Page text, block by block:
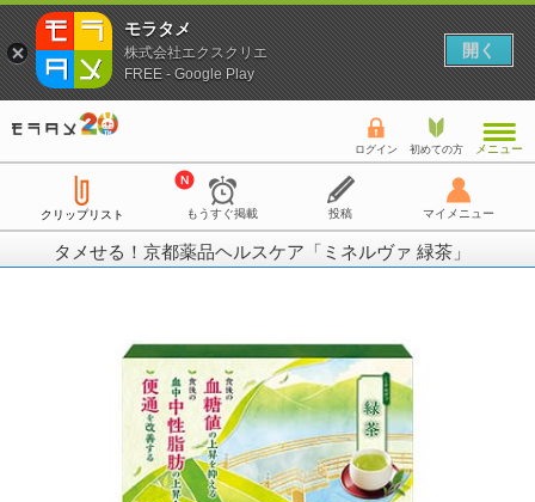
ログイン 初めての方 メニュー
クリップリスト もうすぐ掲載 投稿 マイメニュー
タメせる！京都薬品ヘルスケア「ミネルヴァ 緑茶」
モラタメ
株式会社エクスクリエ
FREE - Google Play
開く